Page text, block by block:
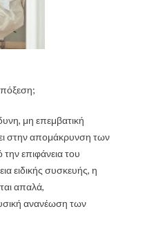
μη επεμβατική
στην απομάκρυνση των
επιφάνεια του
ειδικής συσκευής, η
απαλά,
ανανέωση των